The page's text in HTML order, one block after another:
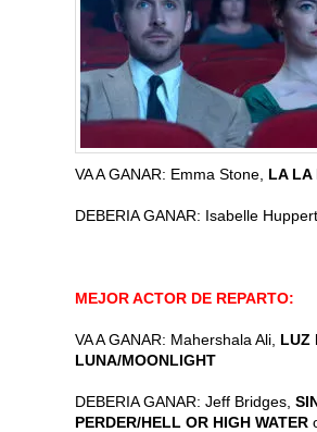
VA A GANAR: Emma Stone, LA LA
DEBERIA GANAR: Isabelle Huppert,
MEJOR ACTOR DE REPARTO:
VA A GANAR: Mahershala Ali, LUZ
LUNA/MOONLIGHT
DEBERIA GANAR: Jeff Bridges,
PERDER/HELL OR HIGH WATER